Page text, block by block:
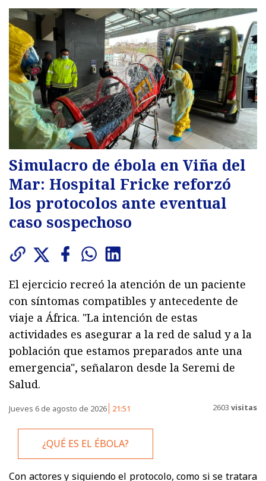
Simulacro de ébola en Viña del
Mar: Hospital Fricke reforzó
los protocolos ante eventual
caso sospechoso
El ejercicio recreó la atención de un paciente
con síntomas compatibles y antecedente de
viaje a África. "La intención de estas
actividades es asegurar a la red de salud y a la
población que estamos preparados ante una
emergencia", señalaron desde la Seremi de
Salud.
Jueves 6 de agosto de 2026 21:51 2603 visitas
¿QUÉ ES EL ÉBOLA?
Con actores y siguiendo el protocolo, como si se tratara